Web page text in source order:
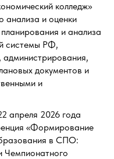
колледж»
анализа и оценки
и анализа
системы РФ,
администрирования,
документов и
и
апреля 2026 года
«Формирование
в СПО:
Чемпионатного